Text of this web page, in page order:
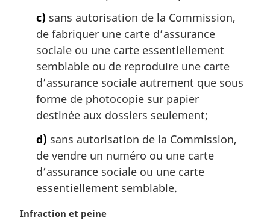
c) sans autorisation de la Commission,
de fabriquer une carte d’assurance
sociale ou une carte essentiellement
semblable ou de reproduire une carte
d’assurance sociale autrement que sous
forme de photocopie sur papier
destinée aux dossiers seulement;
d) sans autorisation de la Commission,
de vendre un numéro ou une carte
d’assurance sociale ou une carte
essentiellement semblable.
N
Infraction et peine